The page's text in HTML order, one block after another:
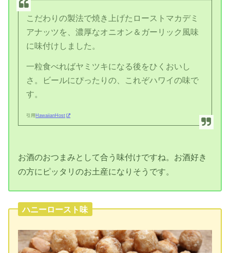
こだわりの製法で焼き上げたローストマカデミ
アナッツを、濃厚なオニオン＆ガーリック風味
に味付けしました。
一粒食べればヤミツキになる後をひくおいし
さ。ビールにぴったりの、これぞハワイの味で
す。
引用 HawaiianHost
お酒のおつまみとして合う味付けですね。お酒好き
の方にピッタリのお土産になりそうです。
ハニーロースト味